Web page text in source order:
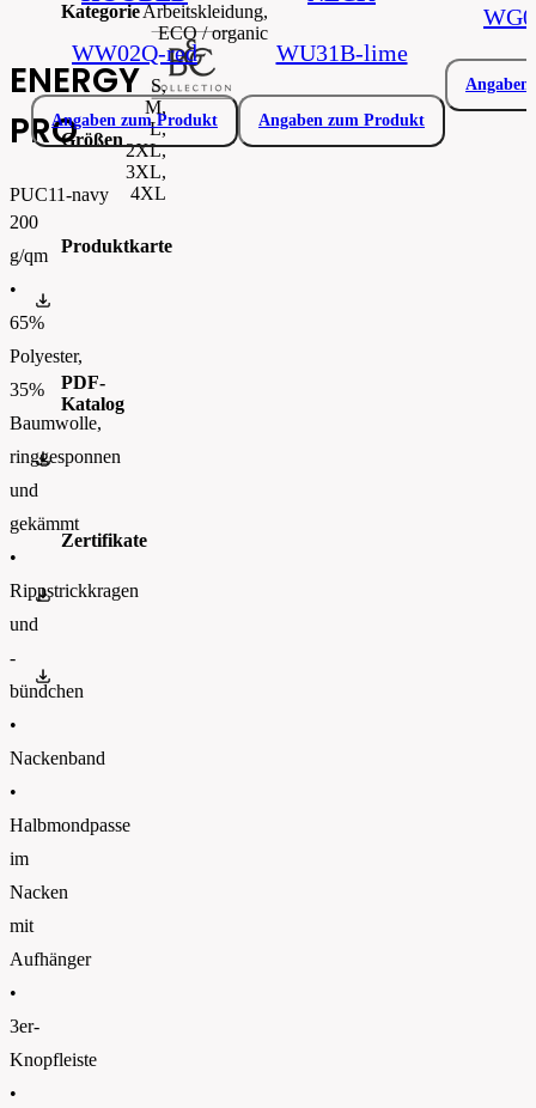
ENERGY
PRO
PUC11-navy
200
g/qm
•
65%
Polyester,
35%
Baumwolle,
ringgesponnen
und
gekämmt
•
Rippstrickkragen
und
-
bündchen
•
Nackenband
•
Halbmondpasse
im
Nacken
mit
Aufhänger
•
3er-
Knopfleiste
•
KategorieArbeitskleidung,
ECO / organic
Größen
S,
M,
L,
2XL,
3XL,
4XL
Produktkarte
PDF-
Katalog
BC_CATALOGUE_2023_ENFinal.pdf
Zertifikate
OEKO-TEX 100
WW02Q-red
Angaben zum Produkt
WU31B-lime
Angaben zum Produkt